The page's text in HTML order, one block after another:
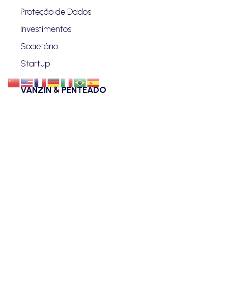
Proteção de Dados
Investimentos
Societário
Startup
VANZIN & PENTEADO